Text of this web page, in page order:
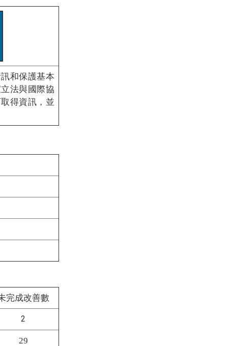
和保護基本
法與國際協
得資訊，並
完成改善數
2
29